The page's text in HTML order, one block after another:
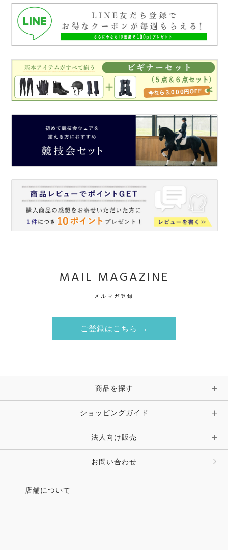
MAIL MAGAZINE
メルマガ登録
ご登録はこちら →
商品を探す
ショッピングガイド
法人向け販売
お問い合わせ
店舗について